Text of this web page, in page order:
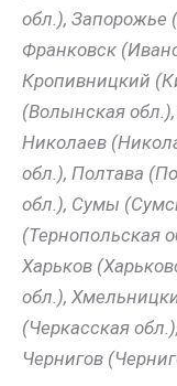
обл.), Запорожье
Франковск
Кропивницкий
(Волынская
Николаев
обл.), Полтава
обл.), Сумы
(Тернопольская
Харьков
обл.),
(Черкасская
Чернигов